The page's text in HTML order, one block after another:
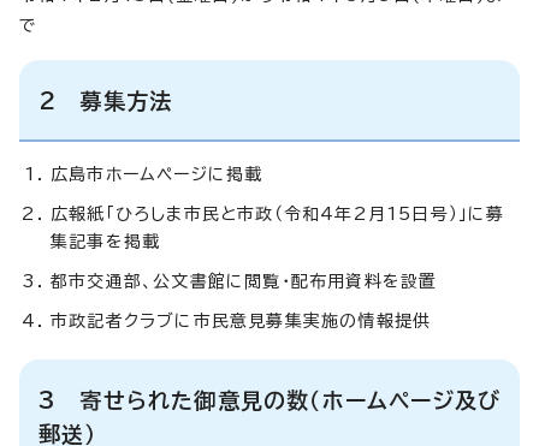
で
2 募集方法
広島市ホームページに掲載
広報紙「ひろしま市民と市政（令和4年2月15日号）」に募
集記事を掲載
都市交通部、公文書館に閲覧・配布用資料を設置
市政記者クラブに市民意見募集実施の情報提供
3 寄せられた御意見の数（ホームページ及び
郵送）